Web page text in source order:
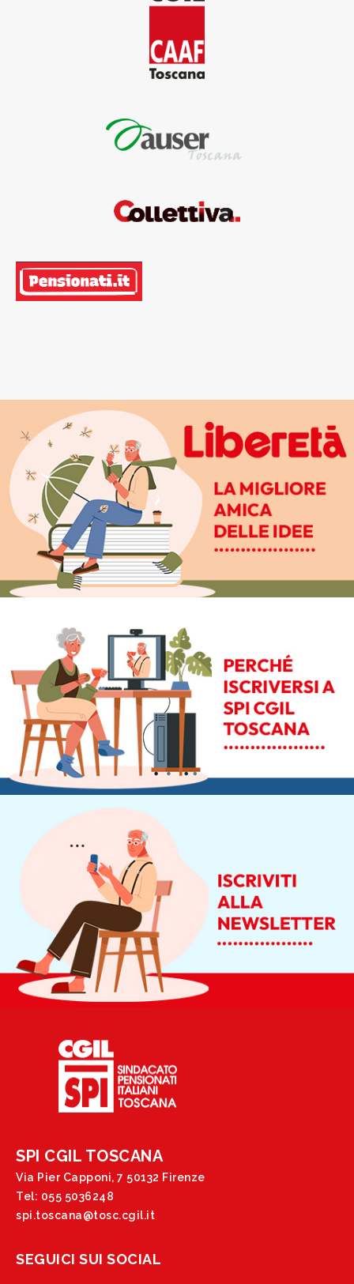
SPI CGIL TOSCANA
Via Pier Capponi, 7 50132 Firenze
Tel: 055 5036248
spi.toscana@tosc.cgil.it
SEGUICI SUI SOCIAL